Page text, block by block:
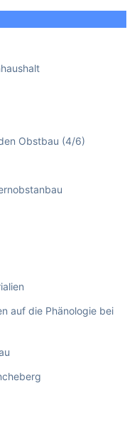
Obstbau (4/6)
auf die Phänologie bei